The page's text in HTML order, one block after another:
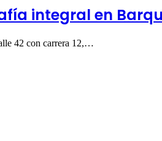
integral en
42 con carrera 12,…